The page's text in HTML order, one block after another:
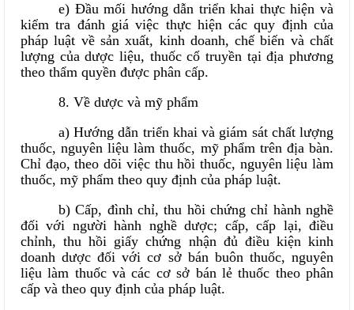
e) Đầu mối hướng dẫn triển khai thực hiện và
kiểm tra đánh giá việc thực hiện các quy định của
pháp luật về sản xuất, kinh doanh, chế biến và chất
lượng của dược liệu, thuốc cổ truyền tại địa phương
theo thẩm quyền được phân cấp.
8. Về dược và mỹ phẩm
a) Hướng dẫn triển khai và giám sát chất lượng
thuốc, nguyên liệu làm thuốc, mỹ phẩm trên địa bàn.
Chỉ đạo, theo dõi việc thu hồi thuốc, nguyên liệu làm
thuốc, mỹ phẩm theo quy định của pháp luật.
b) Cấp, đình chỉ, thu hồi chứng chỉ hành nghề
đối với người hành nghề dược; cấp, cấp lại, điều
chỉnh, thu hồi giấy chứng nhận đủ điều kiện kinh
doanh dược đối với cơ sở bán buôn thuốc, nguyên
liệu làm thuốc và các cơ sở bán lẻ thuốc theo phân
cấp và theo quy định của pháp luật.